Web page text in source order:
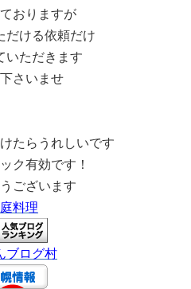
おりますが
だける依頼だけ
いただきます
さいませ
たらうれしいです
ク有効です！
ございます
料理
ブログ村